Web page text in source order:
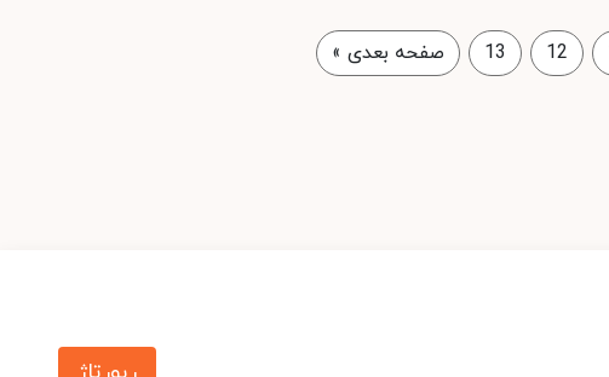
12
13 صفحه بعدی »